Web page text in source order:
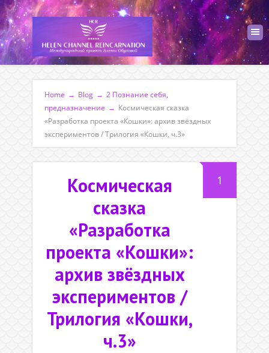
Home → Blog → 2 Познание себя,
предназначение → Космическая сказка
«Разработка проекта «Кошки»: архив звёздных
экспериментов / Трилогия «Кошки, ч.3»
1
Космическая
сказка
«Разработка
проекта «Кошки»:
архив звёздных
экспериментов /
Трилогия «Кошки,
ч.3»